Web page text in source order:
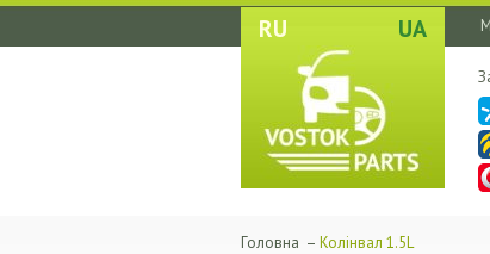
RU UA
Головна – Колінвал 1.5L